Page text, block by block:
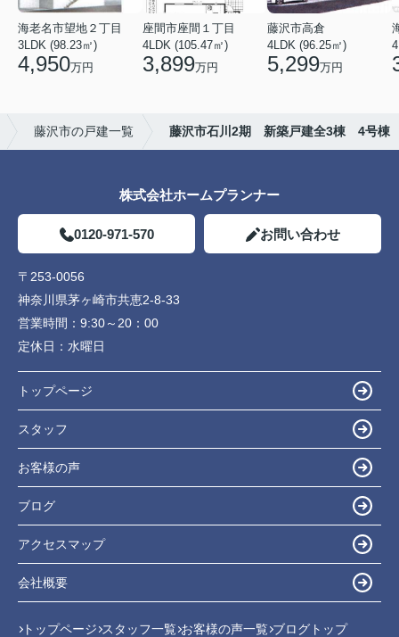
海老名市望地２丁目
3LDK (98.23㎡)
4,950万円
座間市座間１丁目
4LDK (105.47㎡)
3,899万円
藤沢市高倉
4LDK (96.25㎡)
5,299万円
藤沢市の戸建一覧 藤沢市石川2期 新築戸建全3棟 4号棟
株式会社ホームプランナー
0120-971-570 お問い合わせ
〒253-0056
神奈川県茅ヶ崎市共恵2-8-33
営業時間： 9:30～20：00
定休日： 水曜日
トップページ
スタッフ
お客様の声
ブログ
アクセスマップ
会社概要
トップページ スタッフ一覧 お客様の声一覧 ブログトップ